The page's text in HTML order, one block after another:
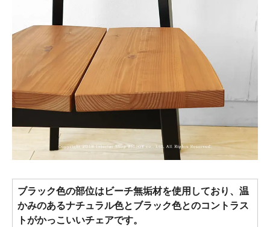
ブラック色の部位はビーチ無垢材を使用しており、温
かみのあるナチュラル色とブラック色とのコントラス
トがかっこいいチェアです。